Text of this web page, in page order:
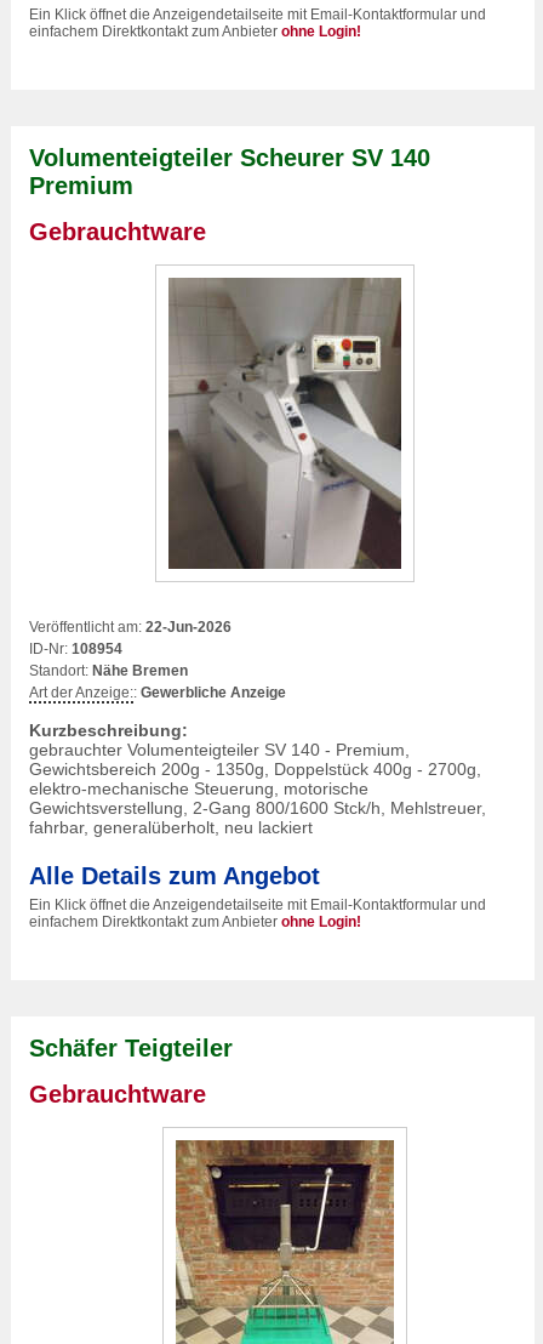
Ein Klick öffnet die Anzeigendetailseite mit Email-Kontaktformular und
einfachem Direktkontakt zum Anbieter ohne Login!
Volumenteigteiler Scheurer SV 140
Premium
Gebrauchtware
Veröffentlicht am: 22-Jun-2026
ID-Nr: 108954
Standort: Nähe Bremen
Art der Anzeige:: Gewerbliche Anzeige
Kurzbeschreibung:
gebrauchter Volumenteigteiler SV 140 - Premium,
Gewichtsbereich 200g - 1350g, Doppelstück 400g - 2700g,
elektro-mechanische Steuerung, motorische
Gewichtsverstellung, 2-Gang 800/1600 Stck/h, Mehlstreuer,
fahrbar, generalüberholt, neu lackiert
Alle Details zum Angebot
Ein Klick öffnet die Anzeigendetailseite mit Email-Kontaktformular und
einfachem Direktkontakt zum Anbieter ohne Login!
Schäfer Teigteiler
Gebrauchtware